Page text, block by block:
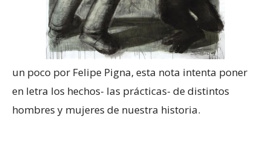
un poco por Felipe Pigna, esta nota intenta poner
en letra los hechos- las prácticas- de distintos
hombres y mujeres de nuestra historia.